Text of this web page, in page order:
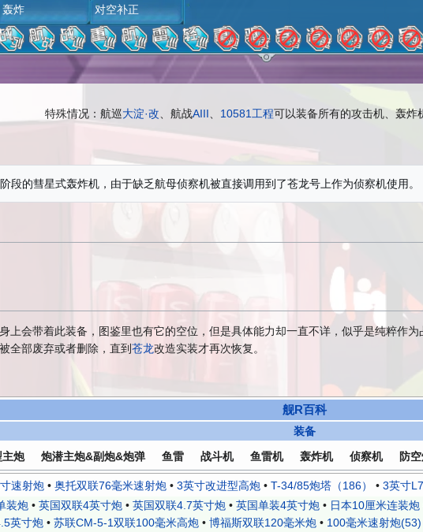
轰炸 对空补正
特殊情况：航巡大淀·改 、航战AIII 10581工程可以装备所有的攻击机、轰炸
上会带着此装备，图鉴里也有它的空位，但是具体能力却一直不详，似乎是纯粹作
全部废弃或者删除，直到苍龙改造实装才再次恢复。
舰R百科
装备
主炮 炮潜主炮&副炮&炮弹 鱼雷 战斗机 鱼雷机 轰炸机 侦察机 防
速射炮 • 奥托双联76毫米速射炮 • 3英寸改进型高炮 • T-34/85炮塔（186） • 3英寸
装炮 • 英国双联4英寸炮 • 英国双联4.7英寸炮 • 英国单装4英寸炮 • 日本10厘米连装炮
英寸炮 • 苏联СМ-5-1双联100毫米高炮 • 博福斯双联120毫米炮 • 100毫米速射炮(53)